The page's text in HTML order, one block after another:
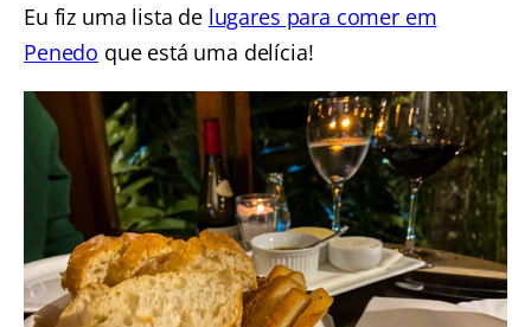
Eu fiz uma lista de lugares para comer em
Penedo que está uma delícia!